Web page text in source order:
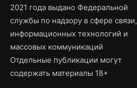
2021 года выдано Федеральной
службы по надзору в сфере связи,
информационных технологий и
массовых коммуникаций
Отдельные публикации могут
содержать материалы 18+